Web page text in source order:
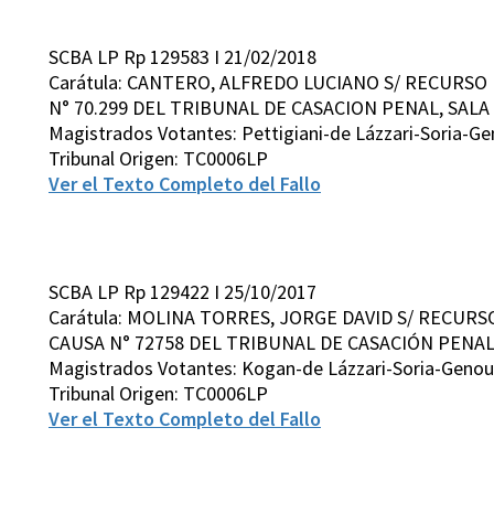
SCBA LP Rp 129583 I 21/02/2018
Carátula: CANTERO, ALFREDO LUCIANO S/
N° 70.299 DEL TRIBUNAL DE CASACION PENAL,
Magistrados Votantes: Pettigiani-de Lázzari-Soria-
Tribunal Origen: TC0006LP
Ver el Texto Completo del Fallo
SCBA LP Rp 129422 I 25/10/2017
Carátula: MOLINA TORRES, JORGE DAVID S/
CAUSA N° 72758 DEL TRIBUNAL DE CASACIÓN
Magistrados Votantes: Kogan-de Lázzari-Soria-
Tribunal Origen: TC0006LP
Ver el Texto Completo del Fallo